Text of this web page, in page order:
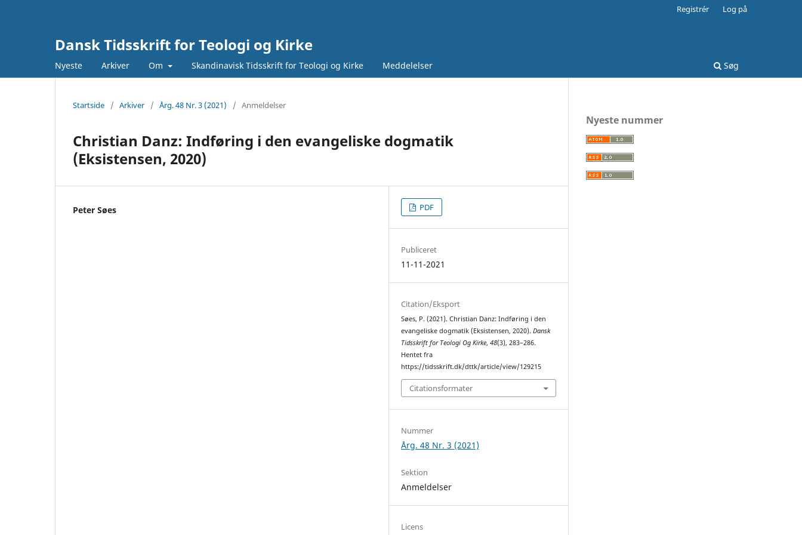
Dansk Tidsskrift for Teologi og Kirke
Nyeste Arkiver Om Skandinavisk Tidsskrift for Teologi og Kirke Meddelelser Søg
Registrér Log på
Startside / Arkiver / Årg. 48 Nr. 3 (2021) / Anmeldelser
Christian Danz: Indføring i den evangeliske dogmatik
(Eksistensen, 2020)
Peter Søes PDF
Publiceret
11-11-2021
Citation/Eksport
Søes, P. (2021). Christian Danz: Indføring i den
evangeliske dogmatik (Eksistensen, 2020).Dansk
Tidsskrift for Teologi Og Kirke,48(3), 283–286.
Hentet fra
https://tidsskrift.dk/dttk/article/view/129215
Citationsformater
Nummer
Årg. 48 Nr. 3 (2021)
Sektion
Anmeldelser
Licens
Nyeste nummer